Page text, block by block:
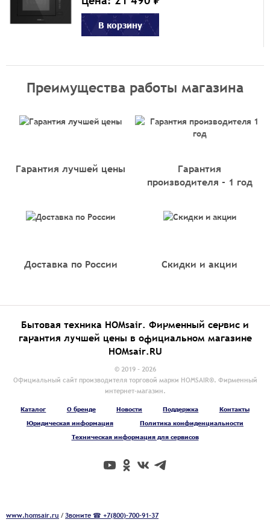
В корзину
Преимущества работы магазина
Гарантия лучшей цены
Гарантия
производителя - 1 год
Доставка по России Скидки и акции
Бытовая техника HOMsair. Фирменный сервис и
гарантия лучшей цены в официальном магазине
HOMsair.RU
© 2019 - 2026
Официальный сайт производителя торговой марки HOMSAIR®. Фирменный
интернет-магазин.
Каталог О бренде Новости Поддержка
Контакты
Юридическая информация
Политика конфиденциальности
Техническая информация для сервисов
www.homsair.ru /Звоните ☎ +7(800)-700-91-37